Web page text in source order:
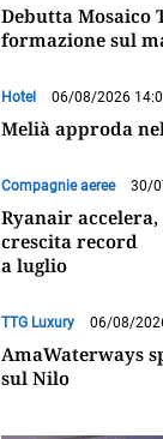
Debutta Mosaico
formazione sul
Hotel 06/08/2026
Melià approda
Compagnie aeree 30/
Ryanair accelera,
crescita record
a luglio
TTG Luxury 06/08/
AmaWaterways
sul Nilo